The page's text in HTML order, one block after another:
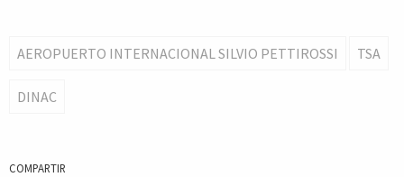
AEROPUERTO INTERNACIONAL SILVIO PETTIROSSI TSA
DINAC
COMPARTIR